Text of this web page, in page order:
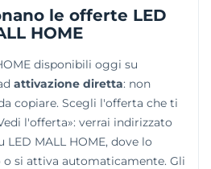
per soffitti e pannelli
l'acustica delle stanze.
originali e svariati
capaci di arricchire ogni
le offerte LED
HOME
disponibili oggi su
attivazione diretta: non
copiare. Scegli l'offerta che ti
l'offerta»: verrai indirizzato
MALL HOME, dove lo
si attiva automaticamente. Gli